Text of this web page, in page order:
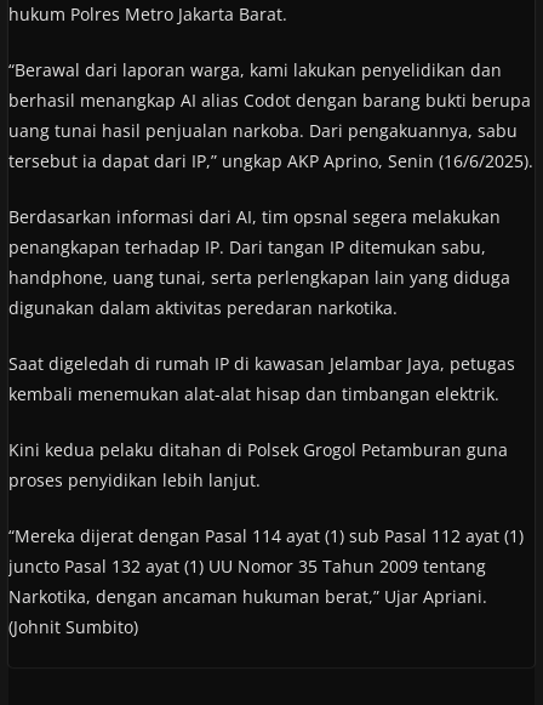
hukum Polres Metro Jakarta Barat.
“Berawal dari laporan warga, kami lakukan penyelidikan dan
berhasil menangkap AI alias Codot dengan barang bukti berupa
uang tunai hasil penjualan narkoba. Dari pengakuannya, sabu
tersebut ia dapat dari IP,” ungkap AKP Aprino, Senin (16/6/2025).
Berdasarkan informasi dari AI, tim opsnal segera melakukan
penangkapan terhadap IP. Dari tangan IP ditemukan sabu,
handphone, uang tunai, serta perlengkapan lain yang diduga
digunakan dalam aktivitas peredaran narkotika.
Saat digeledah di rumah IP di kawasan Jelambar Jaya, petugas
kembali menemukan alat-alat hisap dan timbangan elektrik.
Kini kedua pelaku ditahan di Polsek Grogol Petamburan guna
proses penyidikan lebih lanjut.
“Mereka dijerat dengan Pasal 114 ayat (1) sub Pasal 112 ayat (1)
juncto Pasal 132 ayat (1) UU Nomor 35 Tahun 2009 tentang
Narkotika, dengan ancaman hukuman berat,” Ujar Apriani.
(Johnit Sumbito)